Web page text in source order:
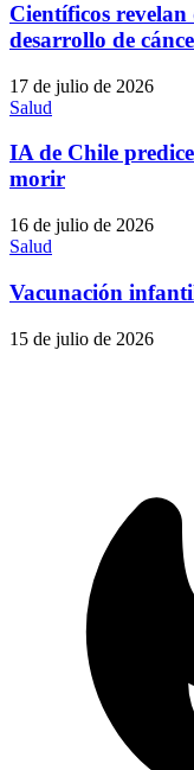
Científicos revelan
desarrollo de
17 de julio de 2026
Salud
IA de Chile
morir
16 de julio de 2026
Salud
Vacunación
15 de julio de 2026